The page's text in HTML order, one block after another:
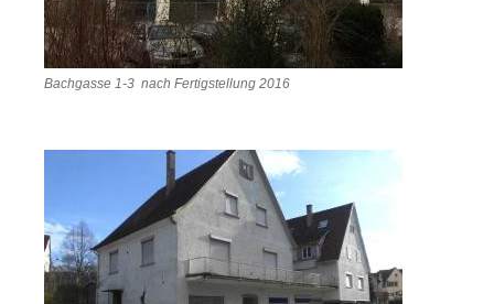
Bachgasse 1-3 nach Fertigstellung 2016